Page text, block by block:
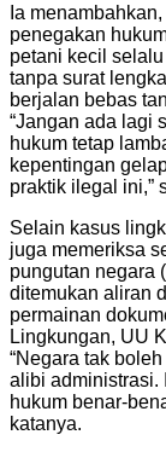
Ia
penegakan
petani kecil
tanpa surat
berjalan bebas
“Jangan ada lagi
hukum tetap
kepentingan
praktik ilegal ini,”
Selain kasus
juga memeriksa
pungutan negara
ditemukan aliran
permainan
Lingkungan, UU
“Negara tak
alibi administrasi.
hukum benar-
katanya.